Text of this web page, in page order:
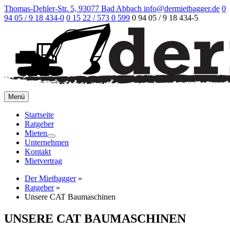
Thomas-Dehler-Str. 5, 93077 Bad Abbach info@dermietbagger.de 0
94 05 / 9 18 434-0 0 15 22 / 573 0 599 0 94 05 / 9 18 434-5
Menü
Startseite
Ratgeber
Mieten
Unternehmen
Kontakt
Mietvertrag
Der Mietbagger»
Ratgeber»
Unsere CAT Baumaschinen
UNSERE CAT BAUMASCHINEN